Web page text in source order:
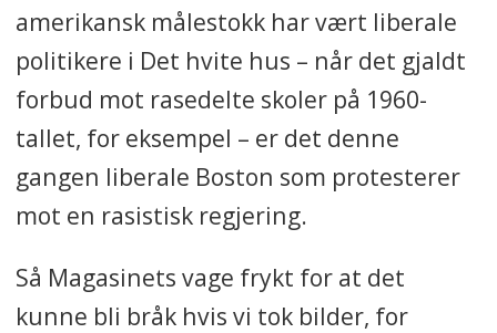
amerikansk målestokk har vært liberale
politikere i Det hvite hus – når det gjaldt
forbud mot rasedelte skoler på 1960-
tallet, for eksempel – er det denne
gangen liberale Boston som protesterer
mot en rasistisk regjering.
Så Magasinets vage frykt for at det
kunne bli bråk hvis vi tok bilder, for